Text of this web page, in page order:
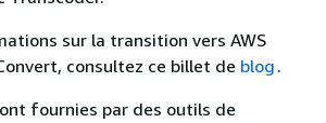
sur la transition vers AWS
consultez ce billet de blog .
fournies par des outils de